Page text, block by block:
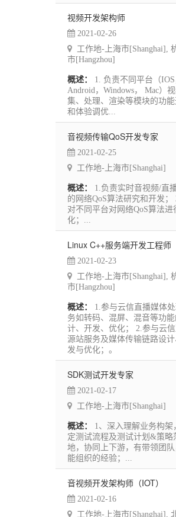
视频开发架构师
2021-02-26
工作地-上海市[Shanghai],
市[Hangzhou]
概述：
1. 负责不同平台（IOS
Android，Windows， Mac）
集、处理、渲染等模块的功能
和体验调优...
音视频传输QoS开发专家
2021-02-25
工作地-上海市[Shanghai]
概述：
1.负责实时音视频/直
的网络QoS算法研究和开发；
对不同平台对网络QoS算法进
化；...
Linux C++服务端开发工程师
2021-02-23
工作地-上海市[Shanghai],
市[Hangzhou]
概述：
1.参与云信直播媒体
务如转码、混屏、混音等功
计、开发、优化； 2.参与云
源站服务及媒体传输链路设
发与优化；。
SDK测试开发专家
2021-02-17
工作地-上海市[Shanghai]
概述：
1、深入理解业务构架
定测试流程及测试计划&策略
地，协同上下游，有带领团
能组织的经验；...
音视频开发架构师（IOT）
2021-02-16
工作地-上海市[Shanghai],